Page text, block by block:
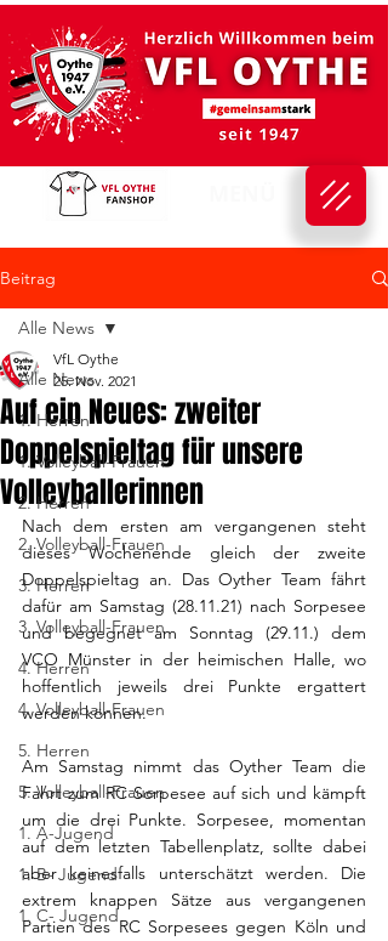
Beitrag
Alle News
1. Herren
1. Volleyball-Frauen
2. Herren
2. Volleyball-Frauen
3. Herren
3. Volleyball-Frauen
4. Herren
4. Volleyball-Frauen
5. Herren
5. Volleyball-Frauen
1. A-Jugend
1. B- Jugend
1. C- Jugend
Alle News
Auf ein Neues: zweiter
Doppelspieltag für unsere
Volleyballerinnen
VfL Oythe
25. Nov. 2021
Nach dem ersten am vergangenen steht
dieses Wochenende gleich der zweite
Doppelspieltag an. Das Oyther Team fährt
dafür am Samstag (28.11.21) nach Sorpesee
und begegnet am Sonntag (29.11.) dem
VCO Münster in der heimischen Halle, wo
hoffentlich jeweils drei Punkte ergattert
werden können.
Am Samstag nimmt das Oyther Team die
Fahrt zum RC Sorpesee auf sich und kämpft
um die drei Punkte. Sorpesee, momentan
auf dem letzten Tabellenplatz, sollte dabei
aber keinesfalls unterschätzt werden. Die
extrem knappen Sätze aus vergangenen
Partien des RC Sorpesees gegen Köln und